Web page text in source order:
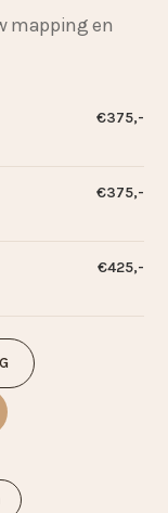
mapping en
€375,-
€375,-
€425,-